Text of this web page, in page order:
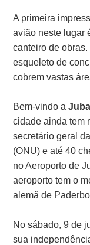
A primeira
avião neste lugar
canteiro de
esqueleto de
cobrem vastas
Bem-vindo aJuba
cidade ainda tem
secretário geral
(ONU) e até 40
no Aeroporto de
aeroporto tem o
alemã de
No sábado, 9 de
sua